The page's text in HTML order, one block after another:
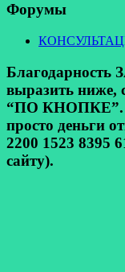
Форумы
выразить ниже,
“ПО КНОПКЕ”.
просто деньги
2200 1523 8395
сайту).